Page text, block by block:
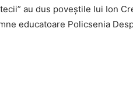
au dus poveștile lui Ion
educatoare Policsenia